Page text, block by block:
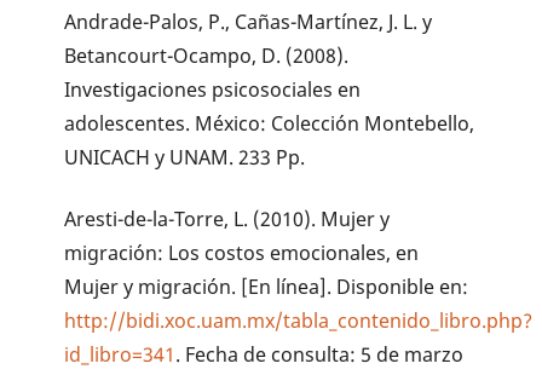
Andrade-Palos, P., Cañas-Martínez, J. L. y
Betancourt-Ocampo, D. (2008).
Investigaciones psicosociales en
adolescentes. México: Colección Montebello,
UNICACH y UNAM. 233 Pp.
Aresti-de-la-Torre, L. (2010). Mujer y
migración: Los costos emocionales, en
Mujer y migración. [En línea]. Disponible en:
http://bidi.xoc.uam.mx/tabla_contenido_libro.php?
id_libro=341. Fecha de consulta: 5 de marzo